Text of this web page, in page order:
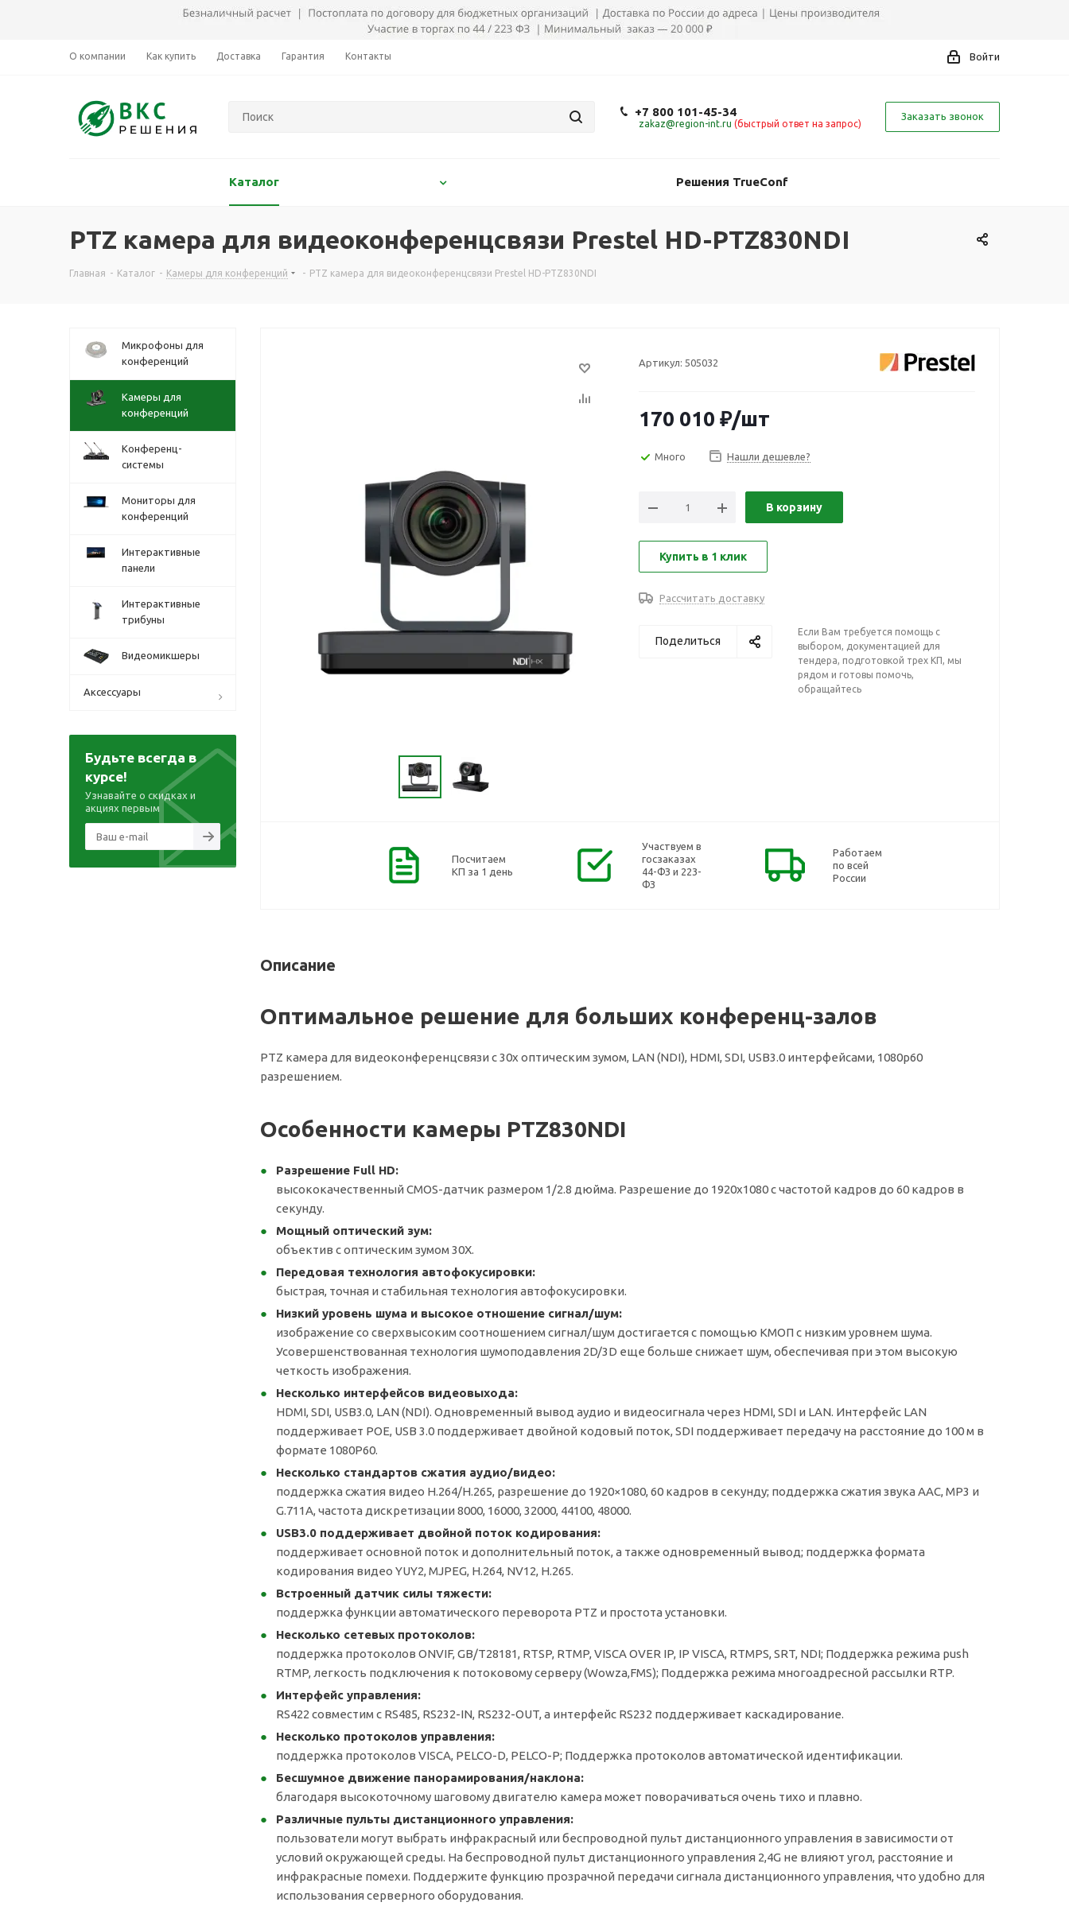
О компании Как купить Доставка Гарантия Контакты Войти
+7 800 101-45-34
zakaz@region-int.ru (быстрый ответ на запрос)
Заказать звонок
Каталог Решения TrueConf
PTZ камера для видеоконференцсвязи Prestel HD-PTZ830NDI
Главная - Каталог - Камеры для конференций - PTZ камера для видеоконференцсвязи Prestel HD-PTZ830NDI
Артикул: 505032
170 010 ₽/шт
Много Нашли дешевле?
В корзину
Купить в 1 клик
Рассчитать доставку
Поделиться
Если Вам требуется помощь с
выбором, документацией для
тендера, подготовкой трех КП, мы
рядом и готовы помочь,
обращайтесь
Посчитаем
КП за 1 день
Участвуем в
госзаказах
44-ФЗ и 223-
ФЗ
Работаем
по всей
России
Описание
Оптимальное решение для больших конференц-залов
PTZ камера для видеоконференцсвязи с 30х оптическим зумом, LAN (NDI), HDMI, SDI, USB3.0 интерфейсами, 1080р60
разрешением.
Особенности камеры PTZ830NDI
Разрешение Full HD:
высококачественный CMOS-датчик размером 1/2.8 дюйма. Разрешение до 1920x1080 с частотой кадров до 60 кадров в
секунду.
Мощный оптический зум:
объектив с оптическим зумом 30X.
Передовая технология автофокусировки:
быстрая, точная и стабильная технология автофокусировки.
Низкий уровень шума и высокое отношение сигнал/шум:
изображение со сверхвысоким соотношением сигнал/шум достигается с помощью КМОП с низким уровнем шума.
Усовершенствованная технология шумоподавления 2D/3D еще больше снижает шум, обеспечивая при этом высокую
четкость изображения.
Несколько интерфейсов видеовыхода:
HDMI, SDI, USB3.0, LAN (NDI). Одновременный вывод аудио и видеосигнала через HDMI, SDI и LAN. Интерфейс LAN
поддерживает POE, USB 3.0 поддерживает двойной кодовый поток, SDI поддерживает передачу на расстояние до 100 м в
формате 1080P60.
Несколько стандартов сжатия аудио/видео:
поддержка сжатия видео H.264/H.265, разрешение до 1920×1080, 60 кадров в секунду; поддержка сжатия звука AAC, MP3 и
G.711A, частота дискретизации 8000, 16000, 32000, 44100, 48000.
USB3.0 поддерживает двойной поток кодирования:
поддерживает основной поток и дополнительный поток, а также одновременный вывод; поддержка формата
кодирования видео YUY2, MJPEG, H.264, NV12, H.265.
Встроенный датчик силы тяжести:
поддержка функции автоматического переворота PTZ и простота установки.
Несколько сетевых протоколов:
поддержка протоколов ONVIF, GB/T28181, RTSP, RTMP, VISCA OVER IP, IP VISCA, RTMPS, SRT, NDI; Поддержка режима push
RTMP, легкость подключения к потоковому серверу (Wowza,FMS); Поддержка режима многоадресной рассылки RTP.
Интерфейс управления:
RS422 совместим с RS485, RS232-IN, RS232-OUT, а интерфейс RS232 поддерживает каскадирование.
Несколько протоколов управления:
поддержка протоколов VISCA, PELCO-D, PELCO-P; Поддержка протоколов автоматической идентификации.
Бесшумное движение панорамирования/наклона:
благодаря высокоточному шаговому двигателю камера может поворачиваться очень тихо и плавно.
Различные пульты дистанционного управления:
пользователи могут выбрать инфракрасный или беспроводной пульт дистанционного управления в зависимости от
условий окружающей среды. На беспроводной пульт дистанционного управления 2,4G не влияют угол, расстояние и
инфракрасные помехи. Поддержите функцию прозрачной передачи сигнала дистанционного управления, что удобно для
использования серверного оборудования.
Микрофоны для
конференций
Камеры для
конференций
Конференц-
системы
Мониторы для
конференций
Интерактивные
панели
Интерактивные
трибуны
Видеомикшеры
Аксессуары
Будьте всегда в
курсе!
Узнавайте о скидках и
акциях первым